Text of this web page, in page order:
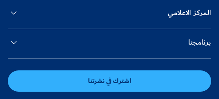
المركز الاعلامي
برنامجنا
اشترك في نشرتنا